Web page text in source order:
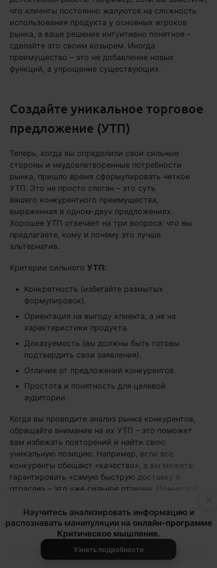
что клиенты постоянно жалуются на сложность
использования продукта у основных игроков
рынка, а ваше решение интуитивно понятное –
сделайте это своим козырем. Иногда
преимущество – это не добавление новых
функций, а упрощение существующих.
Создайте уникальное торговое
предложение (УТП)
Теперь, когда вы определили свои сильные
стороны и неудовлетворенные потребности
рынка, пришло время сформулировать четкое
УТП. Это не просто слоган – это суть
вашего конкурентного преимущества,
выраженная в одном-двух предложениях.
Хорошее УТП отвечает на три вопроса: что вы
предлагаете, кому и почему это лучше
альтернатив.
Критерии сильного УТП:
Конкретность (избегайте размытых
формулировок).
Ориентация на выгоду клиента, а не на
характеристики продукта.
Доказуемость (вы должны быть готовы
подтвердить свои заявления).
Отличие от предложений конкурентов.
Простота и понятность для целевой
аудитории.
Когда вы проводите анализ рынка конкурентов,
обращайте внимание на их УТП – это поможет
вам избежать повторений и найти свою
уникальную позицию. Например, если все
конкуренты обещают «качество», а вы можете
гарантировать «самую быструю доставку в
отрасли» – это уже сильное отличие. Помните о
уникальным, но и ценным для клиента.
Развивайте свои преимущества
×
Научитесь анализировать информацию и
распознавать манипуляции на онлайн-программе
Критическое мышление.
Узнать подробности